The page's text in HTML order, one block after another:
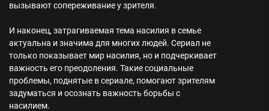
вызывают сопереживание у зрителя.
И наконец, затрагиваемая тема насилия в семье
актуальна и значима для многих людей. Сериал не
только показывает мир насилия, но и подчеркивает
важность его преодоления. Такие социальные
проблемы, поднятые в сериале, помогают зрителям
задуматься и осознать важность борьбы с
насилием.